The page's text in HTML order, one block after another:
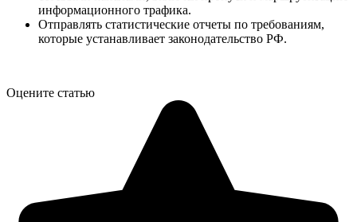
информационного трафика.
Отправлять статистические отчеты по требованиям,
которые устанавливает законодательство РФ.
Оцените статью